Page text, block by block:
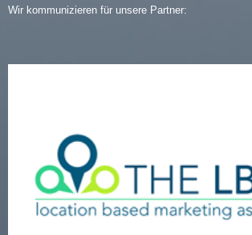
Wir kommunizieren für unsere Partner: